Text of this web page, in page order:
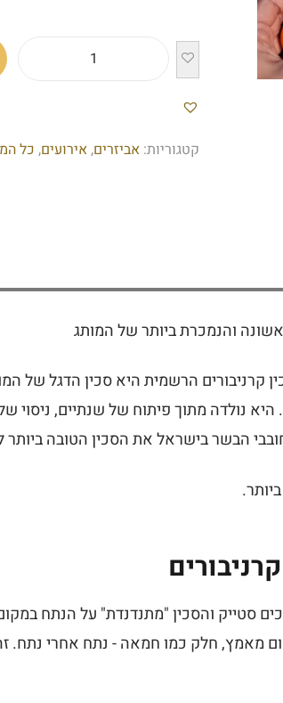
קטגוריות: אביזרים,אירועים, כל
והנמכרת ביותר של המותג
קרניבורים הרשמית היא סכין הדגל של
היא נולדה מתוך פיתוח של שנתיים, ניסוי
הבשר בישראל את הסכין הטובה
סטייק והסכין "מתנדנדת" על הנתח
מאמץ, חלק כמו חמאה - נתח אחרי נתח.